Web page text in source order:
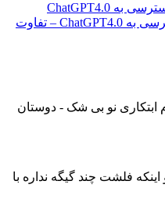
GPT-4 معرفی شد، نحوه دسترسی به ChatGPT4.0 – تفاوت
ابتکاری نو بی شک - دوستان
فلشت چند گیگه نداره با